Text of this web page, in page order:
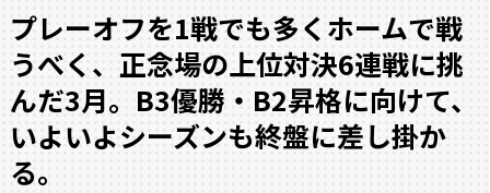
プレーオフを1戦でも多くホームで戦
うべく、正念場の上位対決6連戦に挑
んだ3月。B3優勝・B2昇格に向けて、
いよいよシーズンも終盤に差し掛か
る。